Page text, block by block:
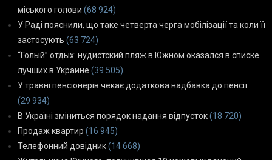
міського голови (68 924)
У Раді пояснили, що таке четверта черга мобілізації та коли її
застосують (63 724)
“Голый” отдых: нудистский пляж в Южном оказался в списке
лучших в Украине (39 505)
У травні пенсіонерів чекає додаткова надбавка до пенсії
(29 934)
В Україні зміниться порядок надання відпусток(18 720)
Продаж квартир (16 945)
Телефонний довідник(14 668)